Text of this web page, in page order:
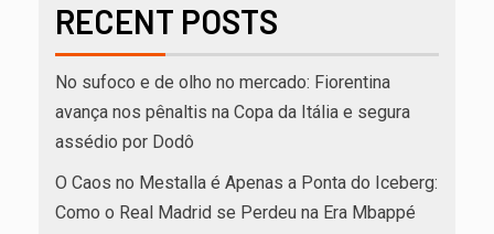
RECENT POSTS
No sufoco e de olho no mercado: Fiorentina
avança nos pênaltis na Copa da Itália e segura
assédio por Dodô
O Caos no Mestalla é Apenas a Ponta do Iceberg:
Como o Real Madrid se Perdeu na Era Mbappé